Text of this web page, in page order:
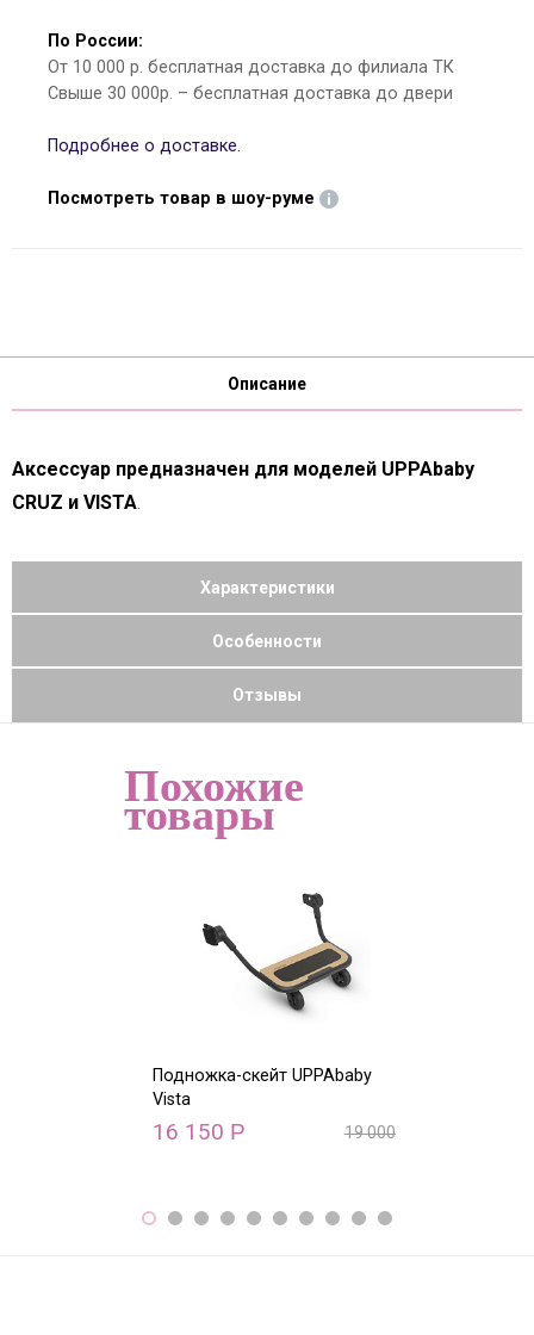
По России:
От 10 000 р. бесплатная доставка до филиала ТК
Свыше 30 000р. – бесплатная доставка до двери
Подробнее о доставке.
Посмотреть товар в шоу-руме
Описание
Аксессуар предназначен для моделей UPPAbaby
CRUZ и VISTA.
Характеристики
Особенности
Отзывы
Похожие
товары
Подножка-скейт UPPAbaby
Vista
16 150 Р 19 000